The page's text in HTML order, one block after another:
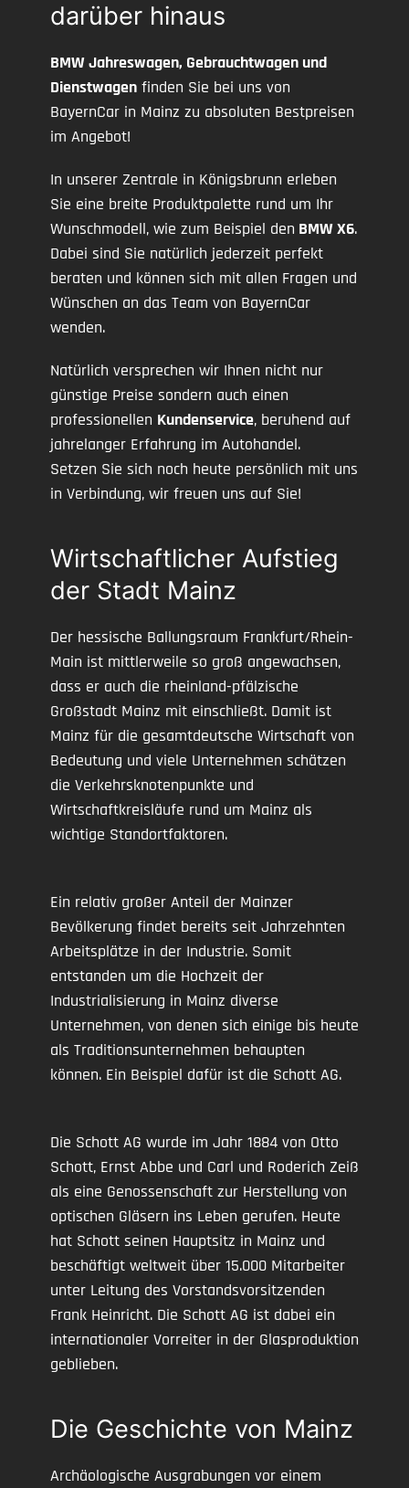
darüber hinaus
BMW Jahreswagen, Gebrauchtwagen und
Dienstwagen finden Sie bei uns von
BayernCar in Mainz zu absoluten Bestpreisen
im Angebot!
In unserer Zentrale in Königsbrunn erleben
Sie eine breite Produktpalette rund um Ihr
Wunschmodell, wie zum Beispiel den BMW X6.
Dabei sind Sie natürlich jederzeit perfekt
beraten und können sich mit allen Fragen und
Wünschen an das Team von BayernCar
wenden.
Natürlich versprechen wir Ihnen nicht nur
günstige Preise sondern auch einen
professionellen Kundenservice, beruhend auf
jahrelanger Erfahrung im Autohandel.
Setzen Sie sich noch heute persönlich mit uns
in Verbindung, wir freuen uns auf Sie!
Wirtschaftlicher Aufstieg
der Stadt Mainz
Der hessische Ballungsraum Frankfurt/Rhein-
Main ist mittlerweile so groß angewachsen,
dass er auch die rheinland-pfälzische
Großstadt Mainz mit einschließt. Damit ist
Mainz für die gesamtdeutsche Wirtschaft von
Bedeutung und viele Unternehmen schätzen
die Verkehrsknotenpunkte und
Wirtschaftkreisläufe rund um Mainz als
wichtige Standortfaktoren.
Ein relativ großer Anteil der Mainzer
Bevölkerung findet bereits seit Jahrzehnten
Arbeitsplätze in der Industrie. Somit
entstanden um die Hochzeit der
Industrialisierung in Mainz diverse
Unternehmen, von denen sich einige bis heute
als Traditionsunternehmen behaupten
können. Ein Beispiel dafür ist die Schott AG.
Die Schott AG wurde im Jahr 1884 von Otto
Schott, Ernst Abbe und Carl und Roderich Zeiß
als eine Genossenschaft zur Herstellung von
optischen Gläsern ins Leben gerufen. Heute
hat Schott seinen Hauptsitz in Mainz und
beschäftigt weltweit über 15.000 Mitarbeiter
unter Leitung des Vorstandsvorsitzenden
Frank Heinricht. Die Schott AG ist dabei ein
internationaler Vorreiter in der Glasproduktion
geblieben.
Die Geschichte von Mainz
Archäologische Ausgrabungen vor einem